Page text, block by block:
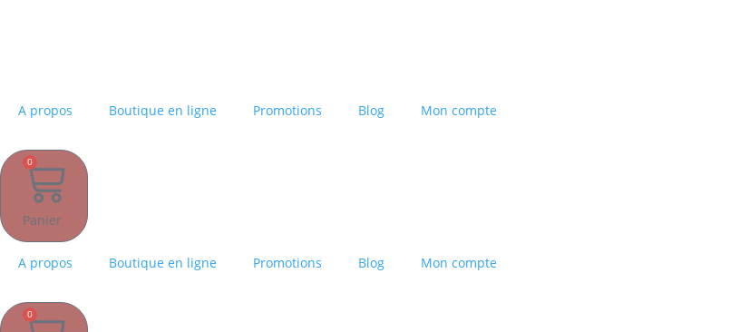
A propos Boutique en ligne Promotions Blog Mon compte
0
Panier
A propos Boutique en ligne Promotions Blog Mon compte
0